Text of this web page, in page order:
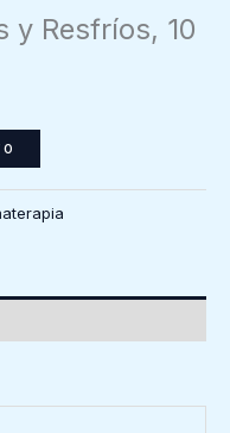
y Resfríos, 10